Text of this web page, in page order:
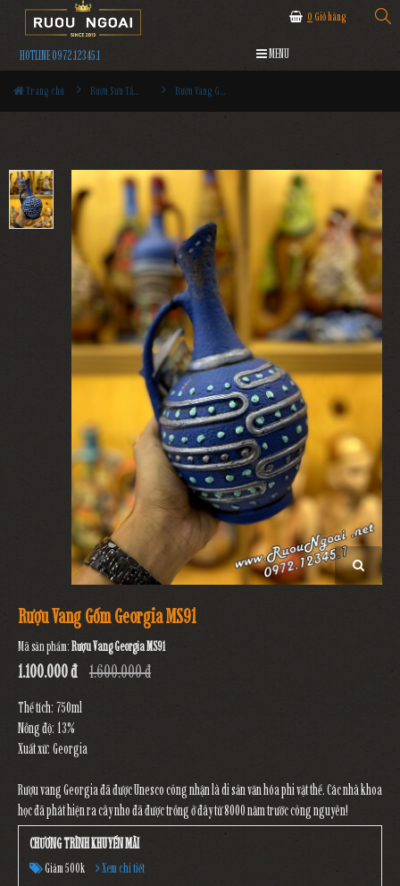
0 Giỏ hàng
HOTLINE 0972.12345.1 MENU
Trang chủ Rượu Sưu Tầm - Nga Rượu Vang Gốm Georgia MS91
Rượu Vang Gốm Georgia MS91
Mã sản phẩm:Rượu Vang Georgia MS91
1.100.000 đ 1.600.000 đ
Thể tích: 750ml
Nồng độ: 13%
Xuất xứ: Georgia
Rượu vang Georgia đã được Unesco công nhận là di sản văn hóa phi vật thể. Các nhà khoa
học đã phát hiện ra cây nho đã được trồng ở đây từ 8000 năm trước công nguyên!
CHƯƠNG TRÌNH KHUYẾN MÃI
Giảm 500k Xem chi tiết